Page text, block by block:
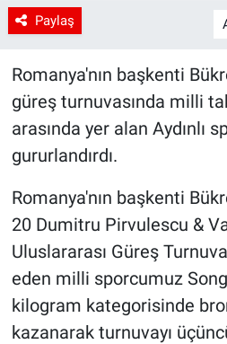
Paylaş
Romanya'nın başkenti
güreş turnuvasında milli
arasında yer alan Aydınlı
gururlandırdı.
Romanya'nın başkenti
20 Dumitru Pirvulescu &
Uluslararası Güreş
eden milli sporcumuz
kilogram kategorisinde
kazanarak turnuvayı